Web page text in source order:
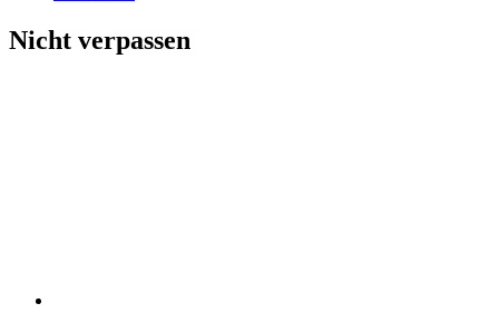
Nicht verpassen